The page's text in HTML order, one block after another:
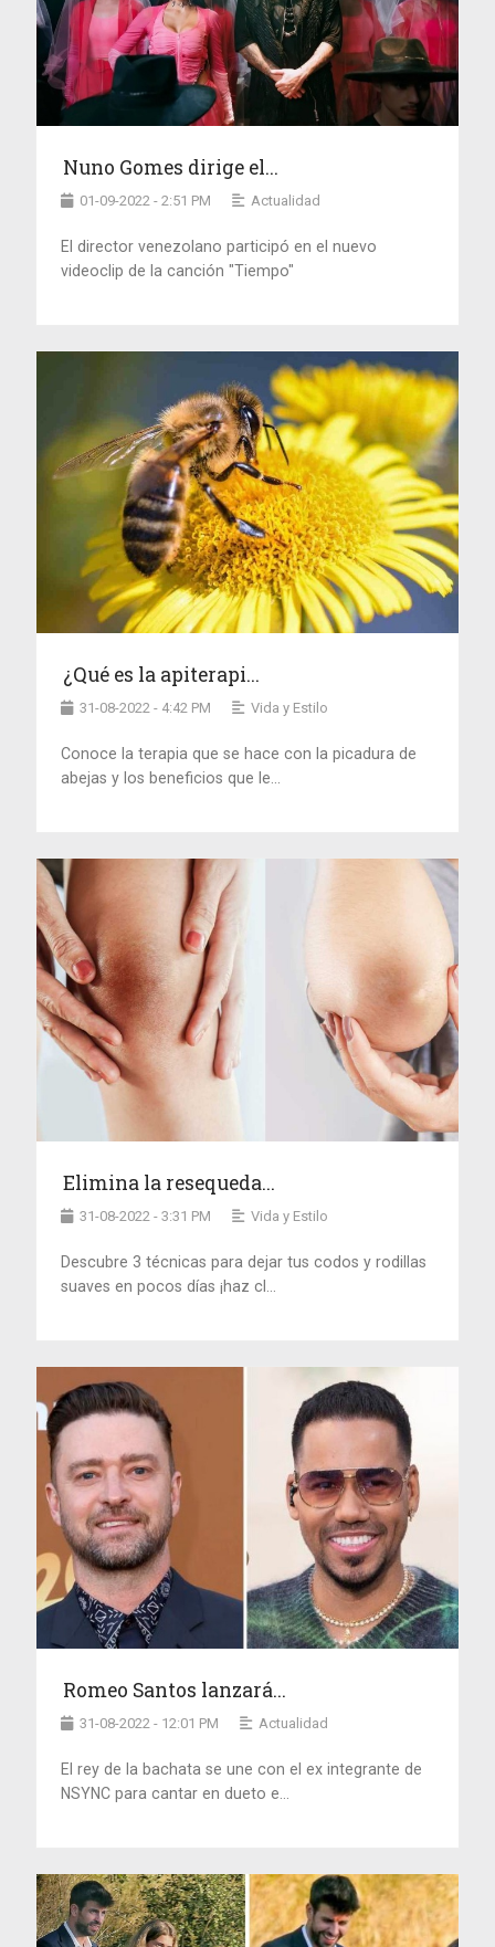
Nuno Gomes dirige el...
01-09-2022 - 2:51 PM Actualidad
El director venezolano participó en el nuevo
videoclip de la canción "Tiempo"
¿Qué es la apiterapi...
31-08-2022 - 4:42 PM Vida y Estilo
Conoce la terapia que se hace con la picadura de
abejas y los beneficios que le...
Elimina la resequeda...
31-08-2022 - 3:31 PM Vida y Estilo
Descubre 3 técnicas para dejar tus codos y rodillas
suaves en pocos días ¡haz cl...
Romeo Santos lanzará...
31-08-2022 - 12:01 PM Actualidad
El rey de la bachata se une con el ex integrante de
NSYNC para cantar en dueto e...